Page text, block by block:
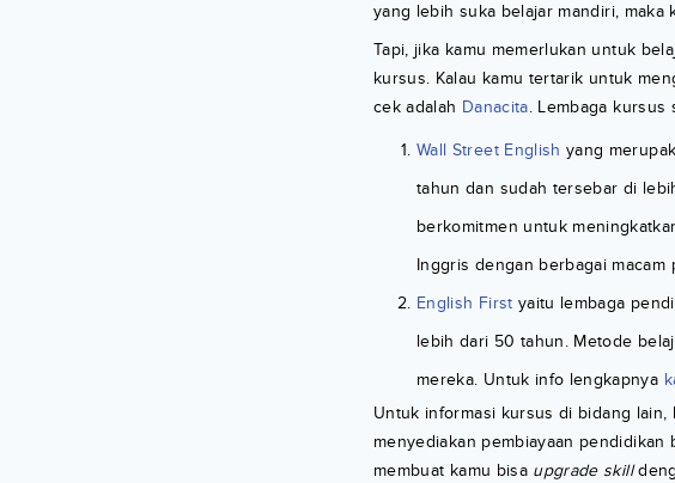
yang lebih suka belajar mandiri,
Tapi, jika kamu memerlukan untuk
kursus. Kalau kamu tertarik untuk
cek adalah Danacita. Lembaga kursus
Wall Street English yang
tahun dan sudah tersebar di
berkomitmen untuk
Inggris dengan berbagai
English First yaitu lembaga
lebih dari 50 tahun. Metode
mereka. Untuk info lengkapnya
Untuk informasi kursus di bidang
menyediakan pembiayaan
membuat kamu bisa upgrade skill